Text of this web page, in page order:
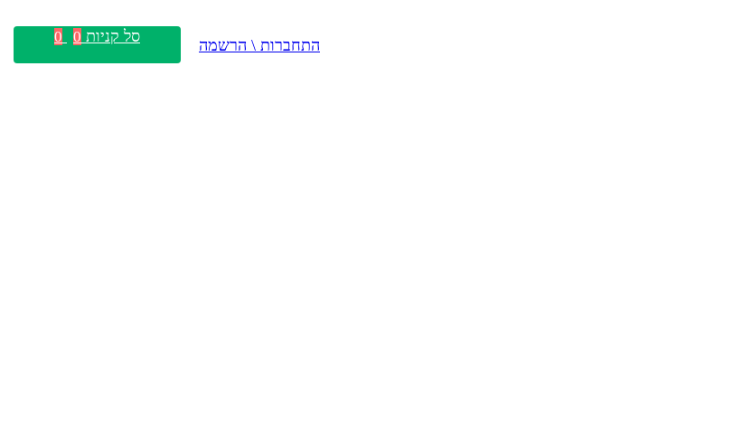
התחברות \ הרשמה סל קניות 0
0